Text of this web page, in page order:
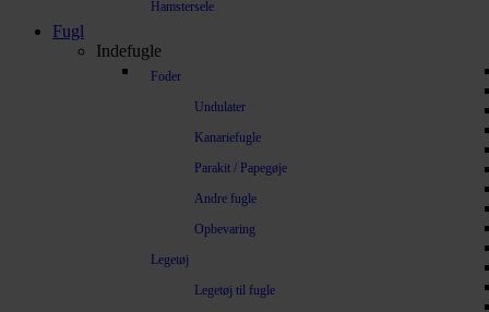
Hamstersele
Fugl
Indefugle
Foder
Undulater
Kanariefugle
Parakit / Papegøje
Andre fugle
Opbevaring
Legetøj
Legetøj til fugle